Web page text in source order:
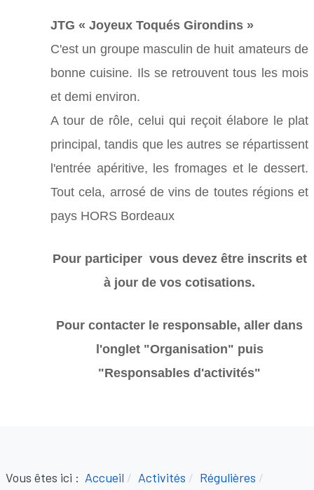
JTG « Joyeux Toqués Girondins »
C'est un groupe masculin de huit amateurs de
bonne cuisine. Ils se retrouvent tous les mois
et demi environ.
A tour de rôle, celui qui reçoit élabore le plat
principal, tandis que les autres se répartissent
l'entrée apéritive, les fromages et le dessert.
Tout cela, arrosé de vins de toutes régions et
pays HORS Bordeaux
Pour participer vous devez être inscrits et
à jour de vos cotisations.
Pour contacter le responsable, aller dans
l'onglet "Organisation" puis
"Responsables d'activités"
Vous êtes ici : Accueil Activités
Régulières